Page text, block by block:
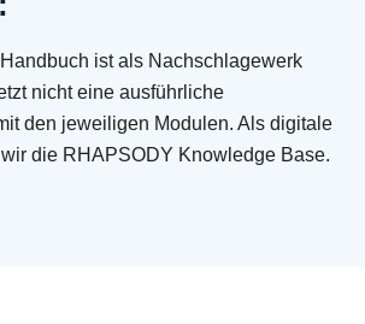
ist als Nachschlagewerk
nicht eine ausführliche
den jeweiligen Modulen. Als digitale
die RHAPSODY Knowledge Base.